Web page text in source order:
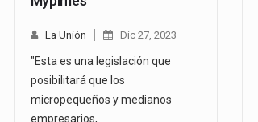
La Unión Dic 27, 2023
"Esta es una legislación que
posibilitará que los
micropequeños y medianos
empresarios,